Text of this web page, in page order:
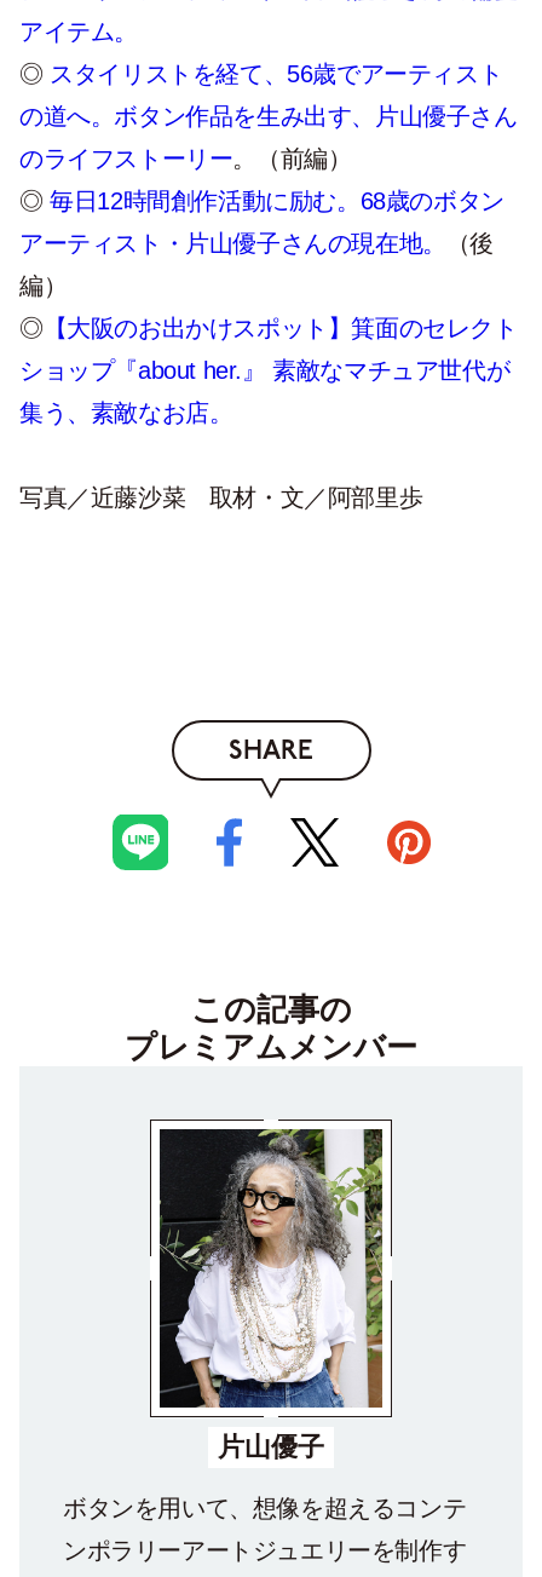
アイテム。
◎ スタイリストを経て、56歳でアーティスト
の道へ。ボタン作品を生み出す、片山優子さん
のライフストーリー。（前編）
◎毎日12時間創作活動に励む。68歳のボタン
アーティスト・片山優子さんの現在地。
（後
編）
◎ 【大阪のお出かけスポット】箕面のセレクト
ショップ『about her.』 素敵なマチュア世代が
集う、素敵なお店。
写真／近藤沙菜 取材・文／阿部里歩
SHARE
この記事の
プレミアムメンバー
片山優子
ボタンを用いて、想像を超えるコンテ
ンポラリーアートジュエリーを制作す